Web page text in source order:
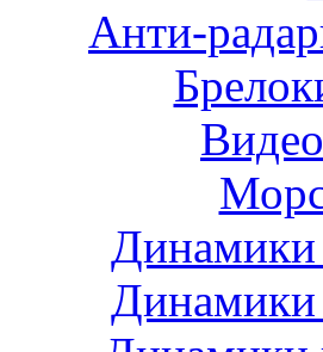
Анти-
Динамики
Динамики